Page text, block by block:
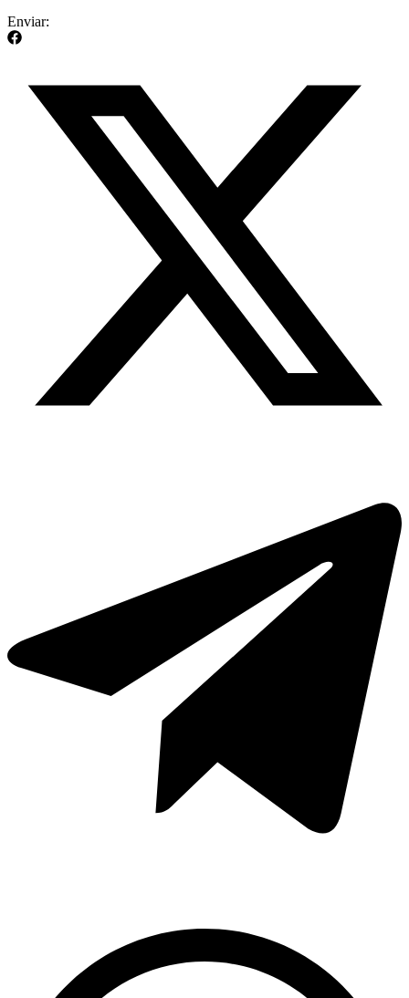
Enviar: